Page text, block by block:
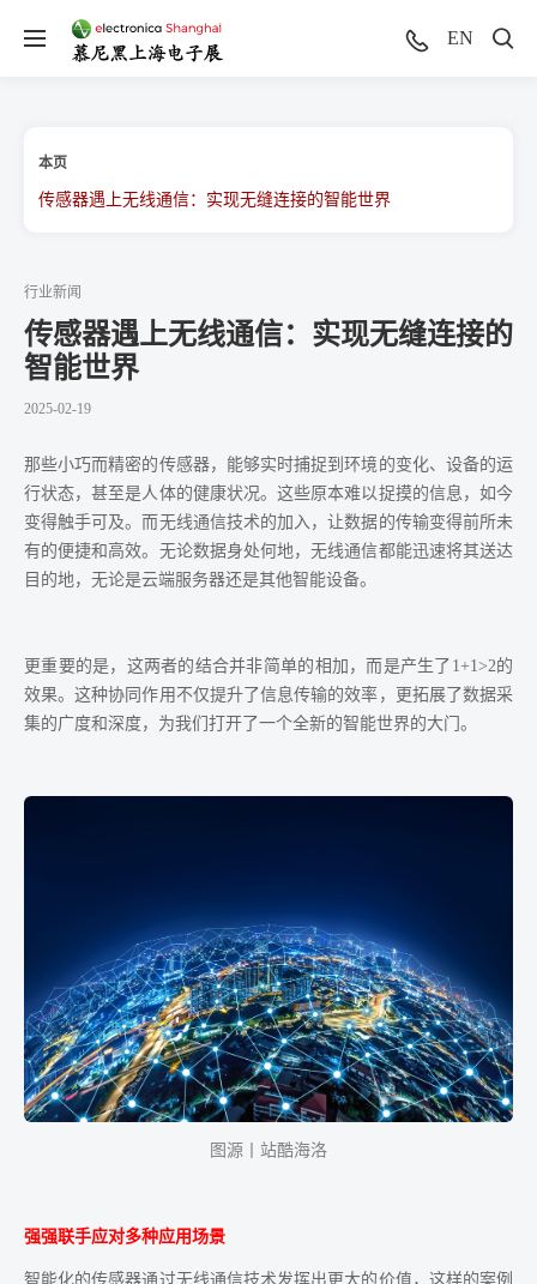
EN
本页
传感器遇上无线通信：实现无缝连接的智能世界
行业新闻
传感器遇上无线通信：实现无缝连接的
智能世界
2025-02-19
那些小巧而精密的传感器，能够实时捕捉到环境的变化、设备的运
行状态，甚至是人体的健康状况。这些原本难以捉摸的信息，如今
变得触手可及。而无线通信技术的加入，让数据的传输变得前所未
有的便捷和高效。无论数据身处何地，无线通信都能迅速将其送达
目的地，无论是云端服务器还是其他智能设备。
更重要的是，这两者的结合并非简单的相加，而是产生了1+1>2的
效果。这种协同作用不仅提升了信息传输的效率，更拓展了数据采
集的广度和深度，为我们打开了一个全新的智能世界的大门。
图源丨站酷海洛
强强联手应对多种应用场景
智能化的传感器通过无线通信技术发挥出更大的价值，这样的案例